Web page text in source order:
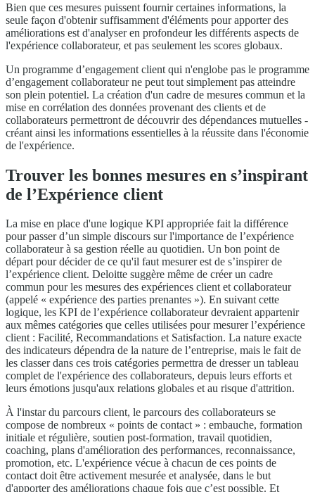
Bien que ces mesures puissent fournir certaines informations, la
seule façon d'obtenir suffisamment d'éléments pour apporter des
améliorations est d'analyser en profondeur les différents aspects de
l'expérience collaborateur, et pas seulement les scores globaux.
Un programme d’engagement client qui n'englobe pas le programme
d’engagement collaborateur ne peut tout simplement pas atteindre
son plein potentiel. La création d'un cadre de mesures commun et la
mise en corrélation des données provenant des clients et de
collaborateurs permettront de découvrir des dépendances mutuelles -
créant ainsi les informations essentielles à la réussite dans l'économie
de l'expérience.
Trouver les bonnes mesures en s’inspirant
de l’Expérience client
La mise en place d'une logique KPI appropriée fait la différence
pour passer d’un simple discours sur l'importance de l’expérience
collaborateur à sa gestion réelle au quotidien. Un bon point de
départ pour décider de ce qu'il faut mesurer est de s’inspirer de
l’expérience client. Deloitte suggère même de créer un cadre
commun pour les mesures des expériences client et collaborateur
(appelé « expérience des parties prenantes »). En suivant cette
logique, les KPI de l’expérience collaborateur devraient appartenir
aux mêmes catégories que celles utilisées pour mesurer l’expérience
client : Facilité, Recommandations et Satisfaction. La nature exacte
des indicateurs dépendra de la nature de l’entreprise, mais le fait de
les classer dans ces trois catégories permettra de dresser un tableau
complet de l'expérience des collaborateurs, depuis leurs efforts et
leurs émotions jusqu'aux relations globales et au risque d'attrition.
À l'instar du parcours client, le parcours des collaborateurs se
compose de nombreux « points de contact » : embauche, formation
initiale et régulière, soutien post-formation, travail quotidien,
coaching, plans d'amélioration des performances, reconnaissance,
promotion, etc. L'expérience vécue à chacun de ces points de
contact doit être activement mesurée et analysée, dans le but
d'apporter des améliorations chaque fois que c’est possible. Et